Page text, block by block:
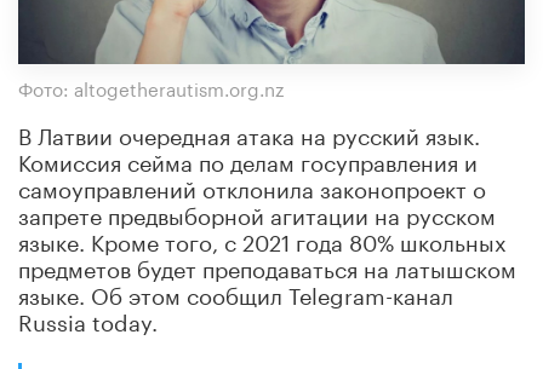
Фото: altogetherautism.org.nz
В Латвии очередная атака на русский язык.
Комиссия сейма по делам госуправления и
самоуправлений отклонила законопроект о
запрете предвыборной агитации на русском
языке. Кроме того, с 2021 года 80% школьных
предметов будет преподаваться на латышском
языке. Об этом сообщил Telegram-канал
Russia today.